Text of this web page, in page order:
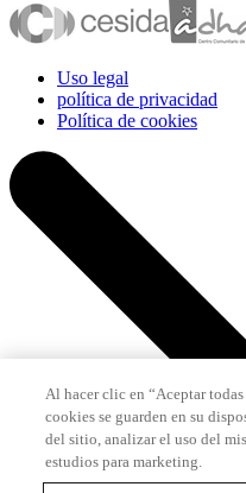
Uso legal
política de privacidad
Política de cookies
Al hacer clic en “Aceptar
cookies se guarden en su
del sitio, analizar el uso del
estudios para marketing.